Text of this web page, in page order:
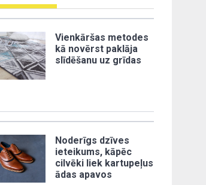
Vienkāršas metodes
kā novērst paklāja
slīdēšanu uz grīdas
Noderīgs dzīves
ieteikums, kāpēc
cilvēki liek kartupeļus
ādas apavos